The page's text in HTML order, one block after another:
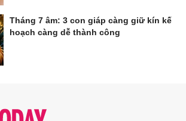
Tháng 7 âm: 3 con giáp càng giữ kín kế
hoạch càng dễ thành công